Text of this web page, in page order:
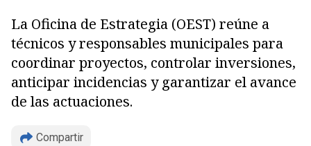
La Oficina de Estrategia (OEST) reúne a
técnicos y responsables municipales para
coordinar proyectos, controlar inversiones,
anticipar incidencias y garantizar el avance
de las actuaciones.
Compartir